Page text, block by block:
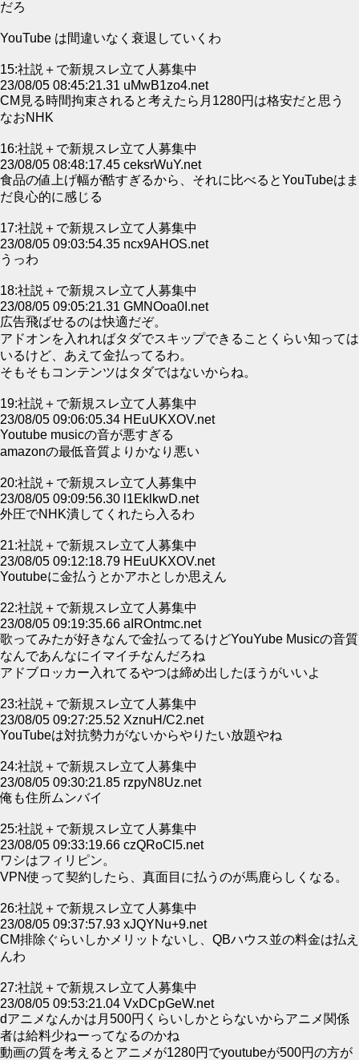
だろ
YouTube は間違いなく衰退していくわ
15:社説＋で新規スレ立て人募集中
23/08/05 08:45:21.31 uMwB1zo4.net
CM見る時間拘束されると考えたら月1280円は格安だと思う
なおNHK
16:社説＋で新規スレ立て人募集中
23/08/05 08:48:17.45 ceksrWuY.net
食品の値上げ幅が酷すぎるから、それに比べるとYouTubeはま
だ良心的に感じる
17:社説＋で新規スレ立て人募集中
23/08/05 09:03:54.35 ncx9AHOS.net
うっわ
18:社説＋で新規スレ立て人募集中
23/08/05 09:05:21.31 GMNOoa0I.net
広告飛ばせるのは快適だぞ。
アドオンを入れればタダでスキップできることくらい知っては
いるけど、あえて金払ってるわ。
そもそもコンテンツはタダではないからね。
19:社説＋で新規スレ立て人募集中
23/08/05 09:06:05.34 HEuUKXOV.net
Youtube musicの音が悪すぎる
amazonの最低音質よりかなり悪い
20:社説＋で新規スレ立て人募集中
23/08/05 09:09:56.30 l1EklkwD.net
外圧でNHK潰してくれたら入るわ
21:社説＋で新規スレ立て人募集中
23/08/05 09:12:18.79 HEuUKXOV.net
Youtubeに金払うとかアホとしか思えん
22:社説＋で新規スレ立て人募集中
23/08/05 09:19:35.66 aIROntmc.net
歌ってみたが好きなんで金払ってるけどYouYube Musicの音質
なんであんなにイマイチなんだろね
アドブロッカー入れてるやつは締め出したほうがいいよ
23:社説＋で新規スレ立て人募集中
23/08/05 09:27:25.52 XznuH/C2.net
YouTubeは対抗勢力がないからやりたい放題やね
24:社説＋で新規スレ立て人募集中
23/08/05 09:30:21.85 rzpyN8Uz.net
俺も住所ムンバイ
25:社説＋で新規スレ立て人募集中
23/08/05 09:33:19.66 czQRoCl5.net
ワシはフィリピン。
VPN使って契約したら、真面目に払うのが馬鹿らしくなる。
26:社説＋で新規スレ立て人募集中
23/08/05 09:37:57.93 xJQYNu+9.net
CM排除ぐらいしかメリットないし、QBハウス並の料金は払え
んわ
27:社説＋で新規スレ立て人募集中
23/08/05 09:53:21.04 VxDCpGeW.net
dアニメなんかは月500円くらいしかとらないからアニメ関係
者は給料少ねーってなるのかね
動画の質を考えるとアニメが1280円でyoutubeが500円の方が